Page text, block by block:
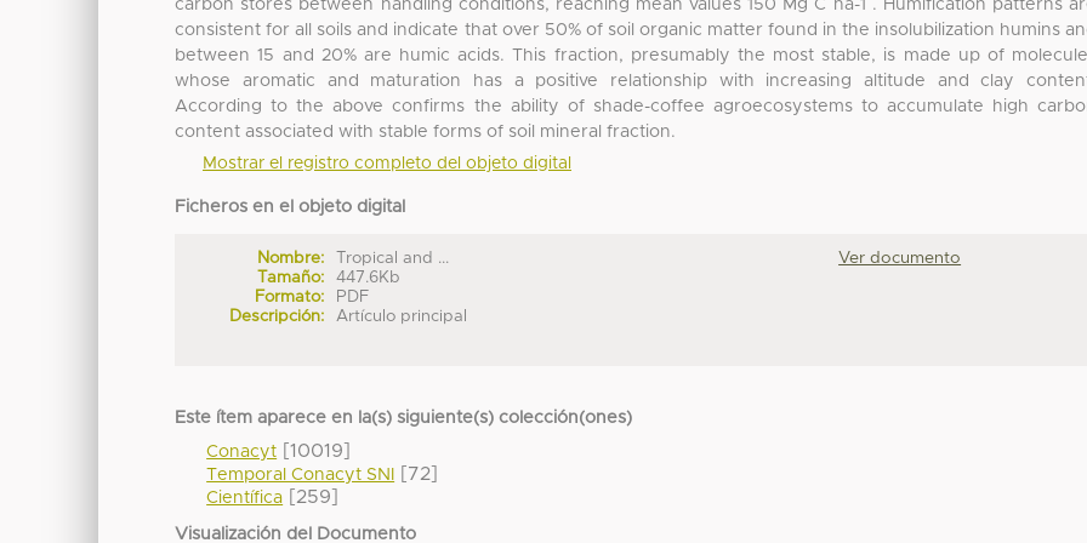
carbon stores between handling conditions, reaching mean values 150 Mg C ha-1 . Humification patterns
consistent for all soils and indicate that over 50% of soil organic matter found in the insolubilization humins
between 15 and 20% are humic acids. This fraction, presumably the most stable, is made up of
whose aromatic and maturation has a positive relationship with increasing altitude and clay
According to the above confirms the ability of shade-coffee agroecosystems to accumulate high
content associated with stable forms of soil mineral fraction.
Mostrar el registro completo del objeto digital
Ficheros en el objeto digital
Nombre:
Tropical and ...
Tamaño:
447.6Kb
Formato:
PDF
Descripción:
Artículo principal
Ver documento
Este ítem aparece en la(s) siguiente(s) colección(ones)
Conacyt [10019]
Temporal Conacyt SNI [72]
Científica [259]
Visualización del Documento